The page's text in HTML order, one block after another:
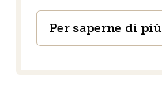
Per saperne di più